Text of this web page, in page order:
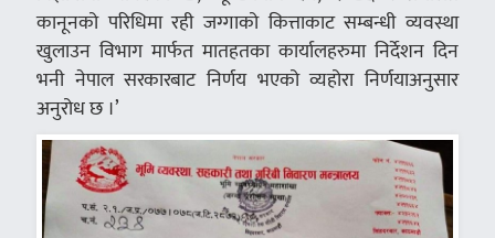
कानूनको परिधिमा रही जग्गाको कित्ताकाट सम्बन्धी व्यवस्था
खुलाउन विभाग मार्फत मातहतका कार्यालहरुमा निर्देशन दिन
भनी नेपाल सरकारबाट निर्णय भएको व्यहोरा निर्णयाअनुसार
अनुरोध छ ।’